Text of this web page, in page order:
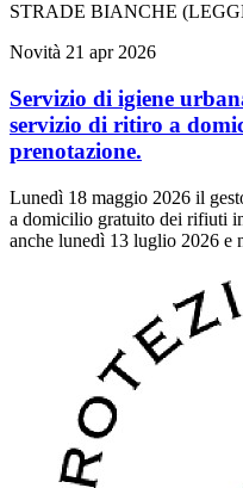
STRADE BIANCHE
Novità 21 apr 2026
Servizio di igiene
servizio di ritiro a
prenotazione.
Lunedì 18 maggio 2026 il
a domicilio gratuito dei rifiuti
anche lunedì 13 luglio 2026 e